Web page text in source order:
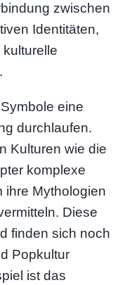
zwischen
Identitäten,
eine
durchlaufen.
Kulturen wie die
komplexe
ihre Mythologien
Diese
finden sich noch
Popkultur
ist das